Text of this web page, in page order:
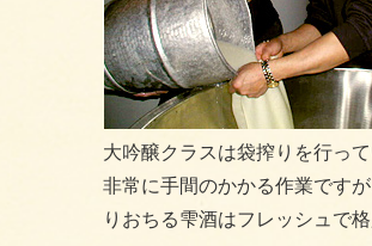
大吟醸クラスは袋搾りを行って
非常に手間のかかる作業です
りおちる雫酒はフレッシュで